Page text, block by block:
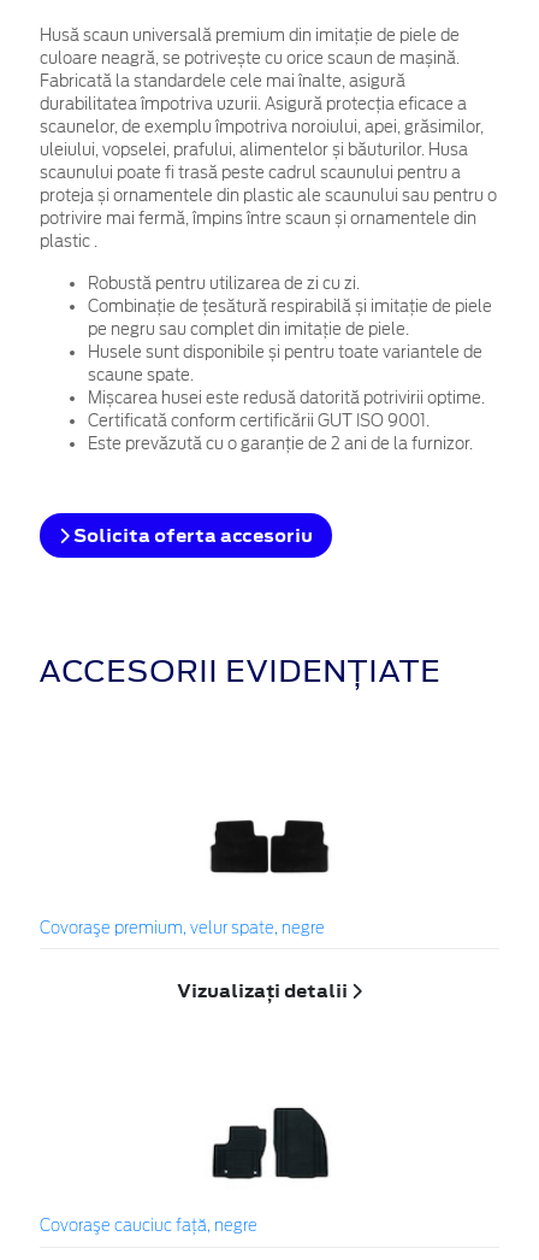
Husă scaun universală premium din imitație de piele de
culoare neagră, se potrivește cu orice scaun de mașină.
Fabricată la standardele cele mai înalte, asigură
durabilitatea împotriva uzurii. Asigură protecția eficace a
scaunelor, de exemplu împotriva noroiului, apei, grăsimilor,
uleiului, vopselei, prafului, alimentelor și băuturilor. Husa
scaunului poate fi trasă peste cadrul scaunului pentru a
proteja și ornamentele din plastic ale scaunului sau pentru o
potrivire mai fermă, împins între scaun și ornamentele din
plastic
Robustă pentru utilizarea de zi cu zi.
Combinație de țesătură respirabilă și imitație de piele
pe negru sau complet din imitație de piele.
Husele sunt disponibile și pentru toate variantele de
scaune spate.
Mișcarea husei este redusă datorită potrivirii optime.
Certificată conform certificării GUT ISO 9001.
Este prevăzută cu o garanție de 2 ani de la furnizor.
Solicita oferta accesoriu
ACCESORII EVIDENȚIATE
Covoraşe premium, velur spate, negre
Vizualizați detalii
Covoraşe cauciuc faţă, negre